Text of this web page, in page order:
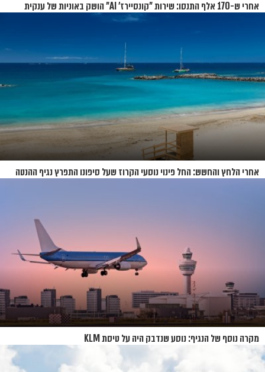
אחרי ש-170 אלף התנסו: שירות "קונסיירז' AI" הושק באוניות של ענקית
אחרי הלחץ והחשש: החל פינוי נוסעי הקרוז שעל סיפונו התפרץ נגיף ההנטה
מקרה נוסף של הנגיף: נוסע שנדבק היה על טיסת KLM